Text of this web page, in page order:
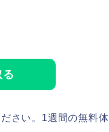
る
さい。1週間の無料体